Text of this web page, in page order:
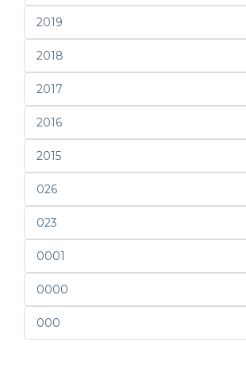
2019
2018
2017
2016
2015
026
023
0001
0000
000